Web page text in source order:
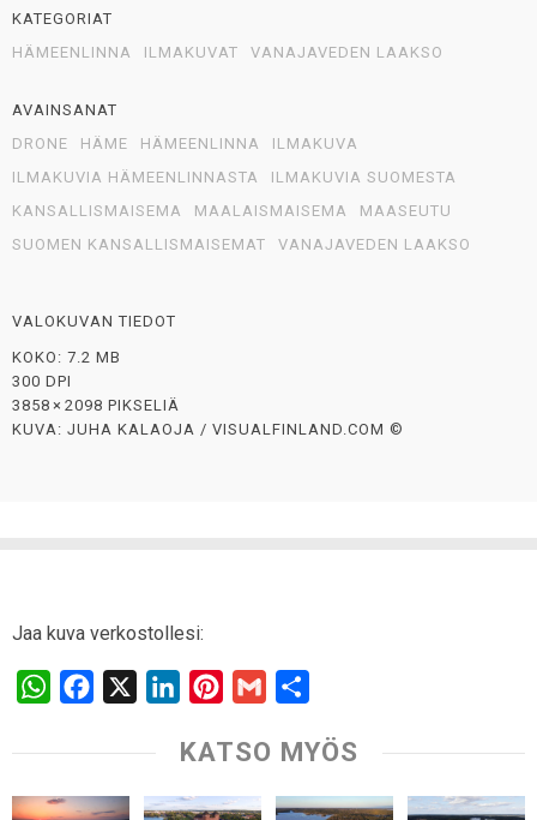
KATEGORIAT
HÄMEENLINNA
ILMAKUVAT VANAJAVEDEN LAAKSO
AVAINSANAT
DRONE
HÄME HÄMEENLINNA
ILMAKUVA
ILMAKUVIA HÄMEENLINNASTA
ILMAKUVIA SUOMESTA
KANSALLISMAISEMA
MAALAISMAISEMA
MAASEUTU
SUOMEN KANSALLISMAISEMAT
VANAJAVEDEN LAAKSO
VALOKUVAN TIEDOT
KOKO: 7.2 MB
300 DPI
3858 × 2098 PIKSELIÄ
KUVA: JUHA KALAOJA / VISUALFINLAND.COM ©
Jaa kuva verkostollesi:
W
a
c
n
n
a
a
KATSO MYÖS